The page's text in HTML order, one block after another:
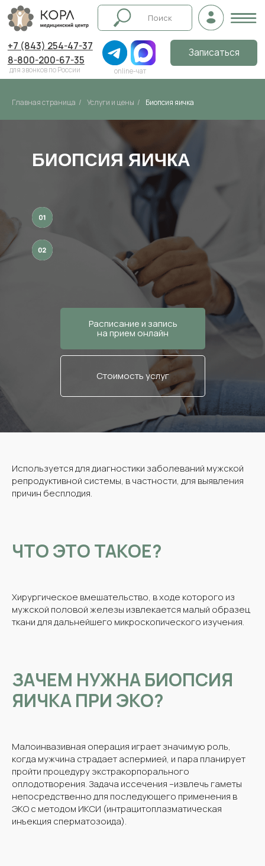
Записаться
online-чат
8-800-200-67-35
Главная страница / Услуги и цены / Биопсия яичка
БИОПСИЯ ЯИЧКА
Расписание и запись
на прием онлайн
Стоимость услуг
Используется для диагностики заболеваний мужской
репродуктивной системы, в частности, для выявления
причин бесплодия.
ЧТО ЭТО ТАКОЕ?
Хирургическое вмешательство, в ходе которого из
мужской половой железы извлекается малый образец
ткани для дальнейшего микроскопического изучения.
ЗАЧЕМ НУЖНА БИОПСИЯ
ЯИЧКА ПРИ ЭКО?
Малоинвазивная операция играет значимую роль,
когда мужчина страдает аспермией, и пара планирует
пройти процедуру экстракорпорального
оплодотворения. Задача иссечения –извлечь гаметы
непосредственно для последующего применения в
ЭКО с методом ИКСИ (интрацитоплазматическая
инъекция сперматозоида).